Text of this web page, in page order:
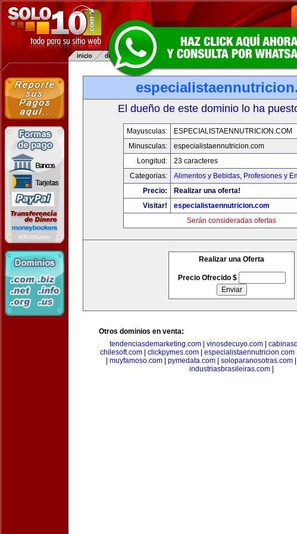
El dueño de este dominio lo ha
Mayusculas:
ESPECIALISTAENNUTRICION.COM
Minusculas:
especialistaennutricion.com
Longitud:
23 caracteres
Categorias:
Alimentos y Bebidas, Profesiones y
Precio:
Realizar una oferta!
Visitar!
especialistaennutricion.com
Serán consideradas ofertas
Realizar una Oferta
Precio Ofrecido $
Otros dominios en venta:
tendenciasdemarketing.com| vinosdecuyo.com|
chilesoft.com
clickpymes.com especialistaennutricion.com
muyfamoso.com pymedata.com soloparanosotras.com
industriasbrasileiras.com